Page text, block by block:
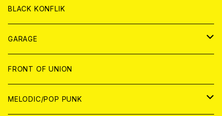
ANALOG
ANALOG
CD
ANALOG
BLACK KONFLIK
GARAGE
JAPAN
アナログ
WORLD
FRONT OF UNION
MELODIC/POP PUNK